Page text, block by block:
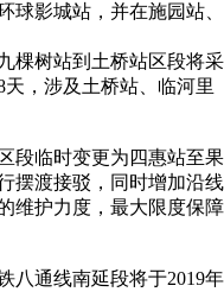
球影城站，并在施园站、
树站到土桥站区段将采
，涉及土桥站、临河里
临时变更为四惠站至果
摆渡接驳，同时增加沿线
维护力度，最大限度保障
通线南延段将于2019年